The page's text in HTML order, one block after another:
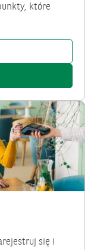
które
BEZCENNE CHWILE:
BEZCENNE
się i